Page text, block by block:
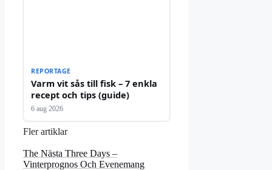
REPORTAGE
Varm vit sås till fisk – 7 enkla
recept och tips (guide)
6 aug 2026
Fler artiklar
The Nästa Three Days –
Vinterprognos Och Evenemang